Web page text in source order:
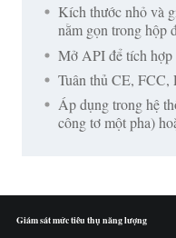
Kích thước nhỏ và
nằm gọn trong hộp
Mở API để tích hợp
Tuân thủ CE, FCC,
Áp dụng trong hệ
công tơ một pha)
Giám sát mức tiêu thụ năng lượng